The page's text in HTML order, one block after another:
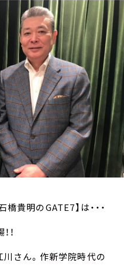
貴明のGATE7】は・・・
！
さん。作新学院時代の